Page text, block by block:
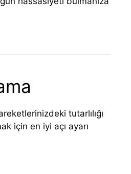
tutarlılığı
için en iyi açı ayarı